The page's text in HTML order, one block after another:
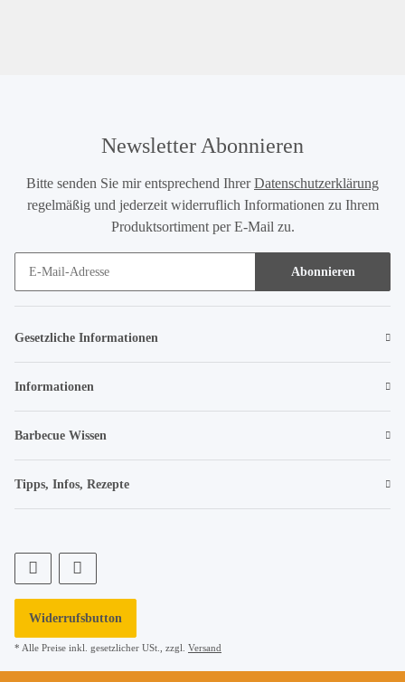
Newsletter Abonnieren
Bitte senden Sie mir entsprechend IhrerDatenschutzerklärung
regelmäßig und jederzeit widerruflich Informationen zu Ihrem
Produktsortiment per E-Mail zu.
Abonnieren
Gesetzliche Informationen
Informationen
Barbecue Wissen
Tipps, Infos, Rezepte
Widerrufsbutton
* Alle Preise inkl. gesetzlicher USt., zzgl. Versand